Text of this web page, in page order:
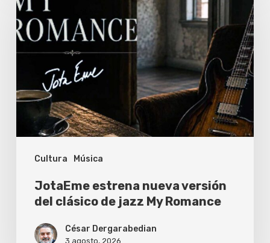
Cultura Música
estrena
nueva
versión
clásico
de
jazz
My
Romance
JotaEme estrena nueva versión
del clásico de jazz My Romance
César Dergarabedian
3 agosto, 2026